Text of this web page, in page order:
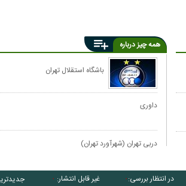
همه چیز درباره
باشگاه استقلال تهران
داوری
دربی تهران (شهرآورد تهران)
در انتظار بررسی: ۰ غیر قابل انتشار: ۰